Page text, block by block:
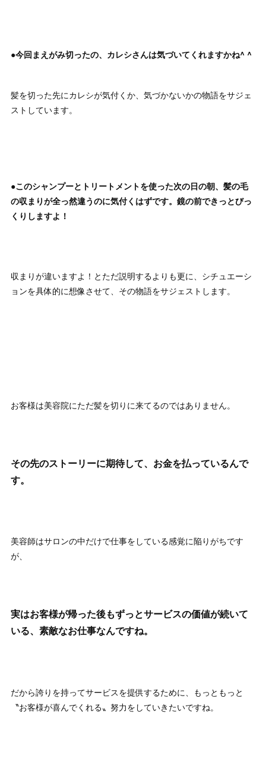
●今回まえがみ切ったの、カレシさんは気づいてくれますかね^ ^
髪を切った先にカレシが気付くか、気づかないかの物語をサジェ
ストしています。
●このシャンプーとトリートメントを使った次の日の朝、髪の毛
の収まりが全っ然違うのに気付くはずです。鏡の前できっとびっ
くりしますよ！
収まりが違いますよ！とただ説明するよりも更に、シチュエーシ
ョンを具体的に想像させて、その物語をサジェストします。
お客様は美容院にただ髪を切りに来てるのではありません。
その先のストーリーに期待して、お金を払っているんで
す。
美容師はサロンの中だけで仕事をしている感覚に陥りがちです
が、
実はお客様が帰った後もずっとサービスの価値が続いて
いる、素敵なお仕事なんですね。
だから誇りを持ってサービスを提供するために、もっともっと
〝お客様が喜んでくれる〟努力をしていきたいですね。